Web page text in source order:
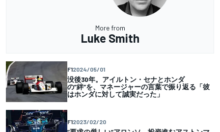
More from
Luke Smith
F12024/05/01
没後30年。アイルトン・セナとホンダ
の”絆”を、マネージャーの言葉で振り返る「彼
はホンダに対して誠実だった」
F12023/02/20